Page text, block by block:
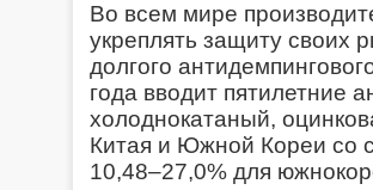
Во всем мире
укреплять защиту своих
долгого
года вводит пятилетние
холоднокатаный,
Китая и Южной Кореи со
10,48–27,0% для